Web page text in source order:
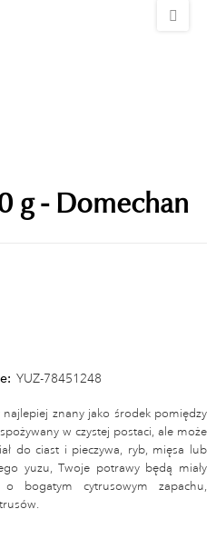
g - Domechan
YUZ-78451248
znany jako środek pomiędzy
w czystej postaci, ale może
do ciast i pieczywa, ryb, mięsa lub
yuzu, Twoje potrawy będą miały
bogatym cytrusowym zapachu,